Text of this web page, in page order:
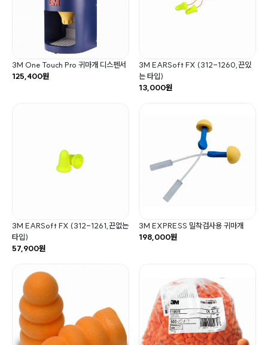
3M One Touch Pro 귀마개 디스펜서
125,400원
3M EARSoft FX (312-1260,끈있
는 타입)
13,000원
3M EARSoft FX (312-1261,끈없는
타입)
57,900원
3M EXPRESS 밀착검사용 귀마개
198,000원